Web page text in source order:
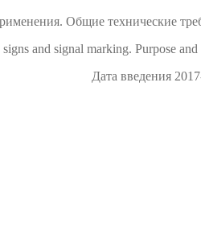
Общие технические
and signal marking. Purpose
Дата введения